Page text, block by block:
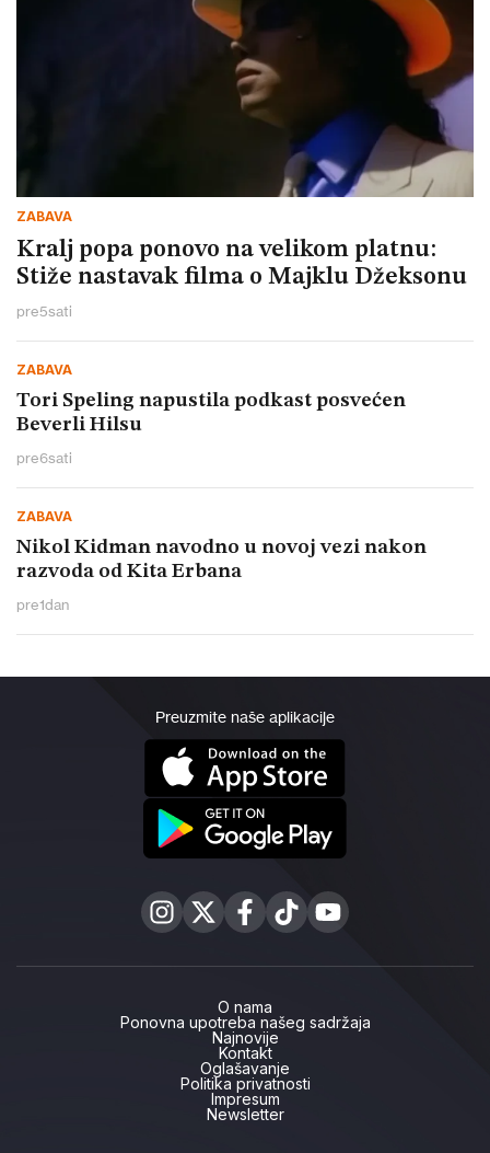
ZABAVA
Kralj popa ponovo na velikom platnu:
Stiže nastavak filma o Majklu Džeksonu
pre5sati
ZABAVA
Tori Speling napustila podkast posvećen
Beverli Hilsu
pre6sati
ZABAVA
Nikol Kidman navodno u novoj vezi nakon
razvoda od Kita Erbana
pre1dan
Preuzmite naše aplikacije
O nama
Ponovna upotreba našeg sadržaja
Najnovije
Kontakt
Oglašavanje
Politika privatnosti
Impresum
Newsletter